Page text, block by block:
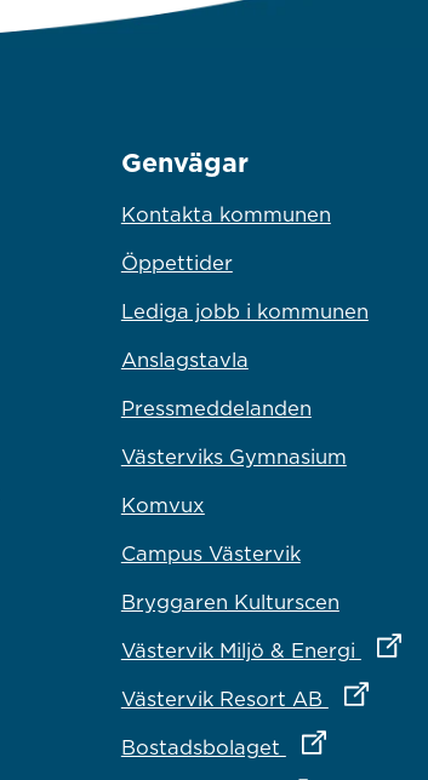
Genvägar
Kontakta kommunen
Öppettider
Lediga jobb i kommunen
Anslagstavla
Pressmeddelanden
Västerviks Gymnasium
Komvux
Campus Västervik
Bryggaren Kulturscen
Västervik Miljö & Energi
Länk
Västervik Resort AB Länk till
Bostadsbolaget Länk till